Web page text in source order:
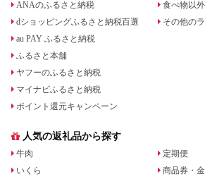
ANAのふるさと納税
dショッピングふるさと納税百選
au PAY ふるさと納税
ふるさと本舗
ヤフーのふるさと納税
マイナビふるさと納税
ポイント還元キャンペーン
食べ物以外
その他の
人気の返礼品から探す
牛肉
いくら
定期便
商品券・